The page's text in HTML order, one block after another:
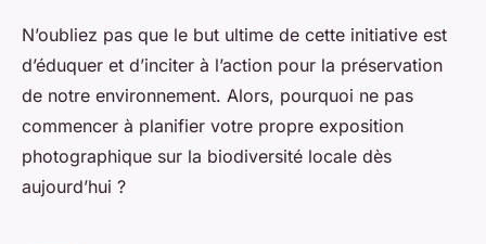
N’oubliez pas que le but ultime de cette initiative est
d’éduquer et d’inciter à l’action pour la préservation
de notre environnement. Alors, pourquoi ne pas
commencer à planifier votre propre exposition
photographique sur la biodiversité locale dès
aujourd’hui ?